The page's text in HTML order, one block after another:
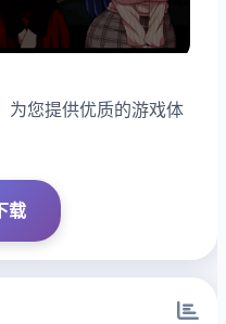
为您提供优质的游戏体
载